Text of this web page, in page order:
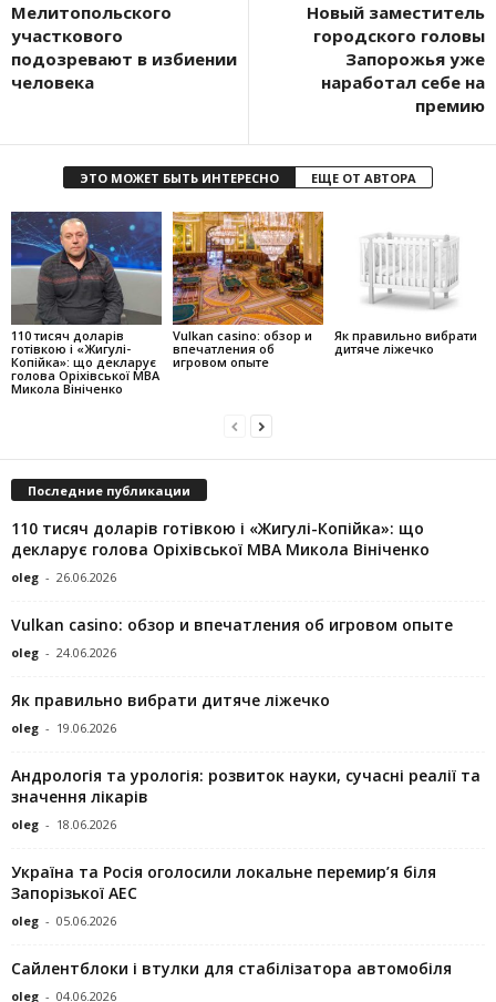
Мелитопольского
участкового
подозревают в избиении
человека
Новый заместитель
городского головы
Запорожья уже
наработал себе на
премию
ЭТО МОЖЕТ БЫТЬ ИНТЕРЕСНО ЕЩЕ ОТ АВТОРА
110 тисяч доларів
готівкою і «Жигулі-
Копійка»: що декларує
голова Оріхівської МВА
Микола Вініченко
Vulkan casino: обзор и
впечатления об
игровом опыте
Як правильно вибрати
дитяче ліжечко
Последние публикации
110 тисяч доларів готівкою і «Жигулі-Копійка»: що
декларує голова Оріхівської МВА Микола Вініченко
oleg - 26.06.2026
Vulkan casino: обзор и впечатления об игровом опыте
oleg - 24.06.2026
Як правильно вибрати дитяче ліжечко
oleg - 19.06.2026
Андрологія та урологія: розвиток науки, сучасні реалії та
значення лікарів
oleg - 18.06.2026
Україна та Росія оголосили локальне перемир’я біля
Запорізької АЕС
oleg - 05.06.2026
Сайлентблоки і втулки для стабілізатора автомобіля
oleg - 04.06.2026